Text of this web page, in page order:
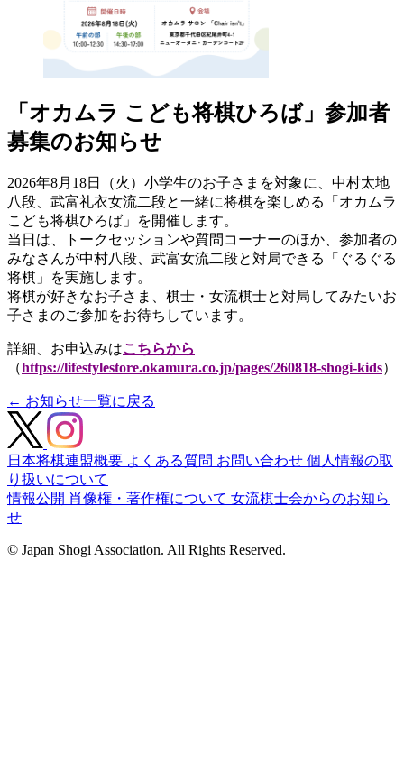
「オカムラ こども将棋ひろば」参加者
募集のお知らせ
2026年8月18日（火）小学生のお子さまを対象に、中村太地
八段、武富礼衣女流二段と一緒に将棋を楽しめる「オカムラ
こども将棋ひろば」を開催します。
当日は、トークセッションや質問コーナーのほか、参加者の
みなさんが中村八段、武富女流二段と対局できる「ぐるぐる
将棋」を実施します。
将棋が好きなお子さま、棋士・女流棋士と対局してみたいお
子さまのご参加をお待ちしています。
詳細、お申込みはこちらから
（https://lifestylestore.okamura.co.jp/pages/260818-shogi-kids）
← お知らせ一覧に戻る
日本将棋連盟概要 よくある質問 お問い合わせ 個人情報の取
り扱いについて
情報公開 肖像権・著作権について 女流棋士会からのお知ら
せ
© Japan Shogi Association. All Rights Reserved.